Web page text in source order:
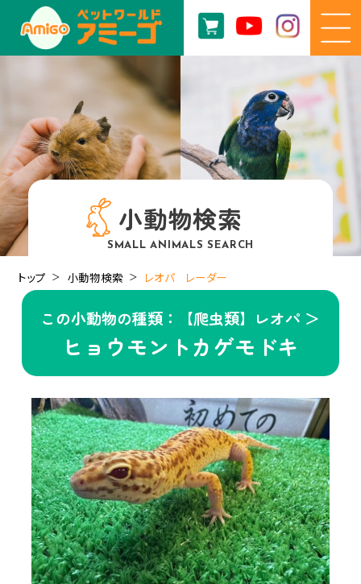
小動物検索
SMALL ANIMALS SEARCH
トップ 小動物検索 レオパ レーダー
この小動物の種類：【爬虫類】レオパ ＞
ヒョウモントカゲモドキ